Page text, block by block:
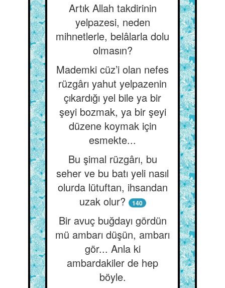
Artık Allah takdirinin
yelpazesi, neden
mihnetlerle, belâlarla dolu
olmasın?
Mademki cüz’i olan nefes
rüzgârı yahut yelpazenin
çıkardığı yel bile ya bir
şeyi bozmak, ya bir şeyi
düzene koymak için
esmekte...
Bu şimal rüzgârı, bu
seher ve bu batı yeli nasıl
olurda lütuftan, ihsandan
uzak olur?
140
Bir avuç buğdayı gördün
mü ambarı düşün, ambarı
gör... Anla ki
ambardakiler de hep
böyle.